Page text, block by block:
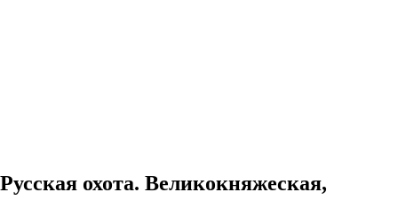
Русская охота. Великокняжеская,